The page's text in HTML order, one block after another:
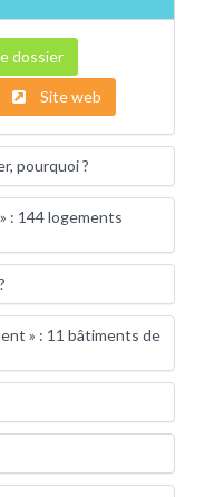
dossier
Site web
pourquoi ?
: 144 logements
» : 11 bâtiments de